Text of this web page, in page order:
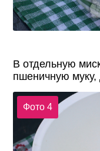
В отдельную
пшеничную муку,
Фото 4